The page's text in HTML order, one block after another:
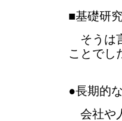
■基礎研
そうは
ことでし
●長期的
会社や